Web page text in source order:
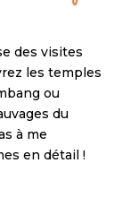
des visites
les temples
ou
du
à me
en détail !